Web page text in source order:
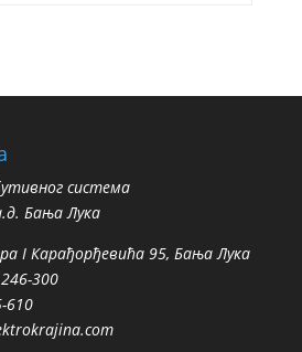
система
Бања Лука
I Карађорђевића 95, Бања Лука
300
610